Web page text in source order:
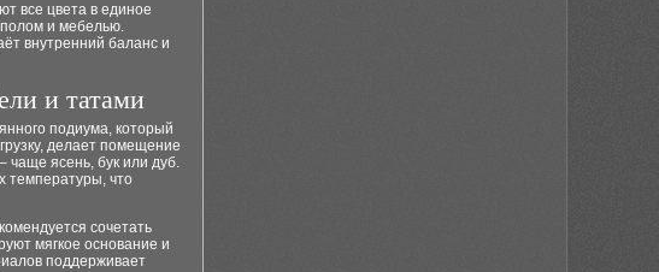
все цвета в единое
и мебелью.
внутренний баланс и
и татами
подиума, который
делает помещение
– чаще ясень, бук или дуб.
температуры, что
сочетать
мягкое основание и
поддерживает